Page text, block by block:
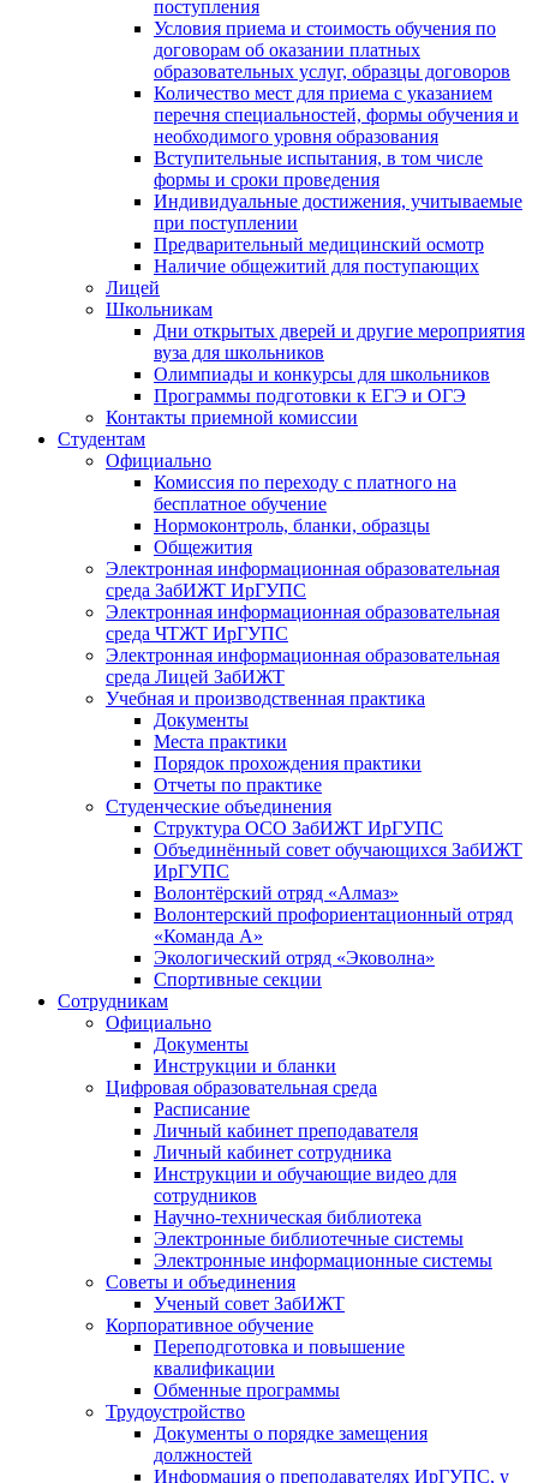
поступления
Условия приема и стоимость обучения по
договорам об оказании платных
образовательных услуг, образцы договоров
Количество мест для приема с указанием
перечня специальностей, формы обучения и
необходимого уровня образования
Вступительные испытания, в том числе
формы и сроки проведения
Индивидуальные достижения, учитываемые
при поступлении
Предварительный медицинский осмотр
Наличие общежитий для поступающих
Лицей
Школьникам
Дни открытых дверей и другие мероприятия
вуза для школьников
Олимпиады и конкурсы для школьников
Программы подготовки к ЕГЭ и ОГЭ
Контакты приемной комиссии
Студентам
Официально
Комиссия по переходу с платного на
бесплатное обучение
Нормоконтроль, бланки, образцы
Общежития
Электронная информационная образовательная
среда ЗабИЖТ ИрГУПС
Электронная информационная образовательная
среда ЧТЖТ ИрГУПС
Электронная информационная образовательная
среда Лицей ЗабИЖТ
Учебная и производственная практика
Документы
Места практики
Порядок прохождения практики
Отчеты по практике
Студенческие объединения
Структура ОСО ЗабИЖТ ИрГУПС
Объединённый совет обучающихся ЗабИЖТ
ИрГУПС
Волонтёрский отряд «Алмаз»
Волонтерский профориентационный отряд
«Команда А»
Экологический отряд «Эковолна»
Спортивные секции
Сотрудникам
Официально
Документы
Инструкции и бланки
Цифровая образовательная среда
Расписание
Личный кабинет преподавателя
Личный кабинет сотрудника
Инструкции и обучающие видео для
сотрудников
Научно-техническая библиотека
Электронные библиотечные системы
Электронные информационные системы
Советы и объединения
Ученый совет ЗабИЖТ
Корпоративное обучение
Переподготовка и повышение
квалификации
Обменные программы
Трудоустройство
Документы о порядке замещения
должностей
Информация о преподавателях ИрГУПС, у